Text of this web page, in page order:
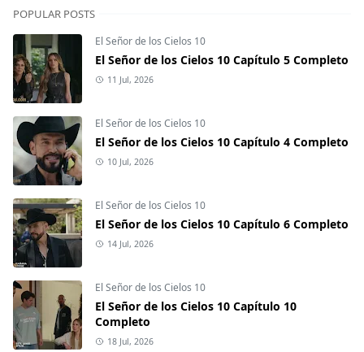
POPULAR POSTS
El Señor de los Cielos 10
El Señor de los Cielos 10 Capítulo 5 Completo
11 Jul, 2026
El Señor de los Cielos 10
El Señor de los Cielos 10 Capítulo 4 Completo
10 Jul, 2026
El Señor de los Cielos 10
El Señor de los Cielos 10 Capítulo 6 Completo
14 Jul, 2026
El Señor de los Cielos 10
El Señor de los Cielos 10 Capítulo 10
Completo
18 Jul, 2026